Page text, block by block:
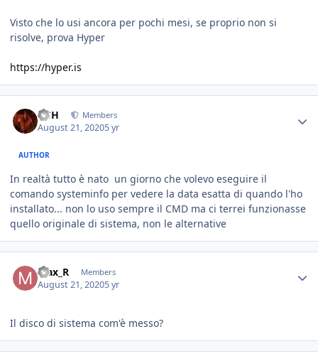
Visto che lo usi ancora per pochi mesi, se proprio non si
risolve, prova Hyper
https://hyper.is
HSH Members
August 21, 20205 yr
AUTHOR
In realtà tutto è nato un giorno che volevo eseguire il
comando systeminfo per vedere la data esatta di quando l'ho
installato... non lo uso sempre il CMD ma ci terrei funzionasse
quello originale di sistema, non le alternative
Max_R Members
August 21, 20205 yr
Il disco di sistema com'è messo?